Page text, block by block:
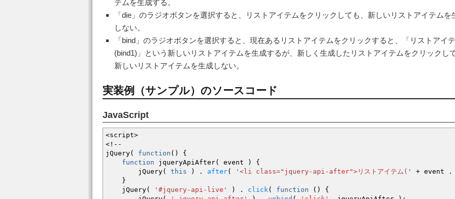
テムを生成する。
「die」のラジオボタンを選択すると、リストアイテムをクリックしても、新しいリストアイテムを
しない。
「bind」のラジオボタンを選択すると、現在あるリストアイテムをクリックすると、「リストアイ
(bind1)」という新しいリストアイテムを生成するが、新しく生成したリストアイテムをクリックし
新しいリストアイテムを生成しない。
実装例（サンプル）のソースコード
JavaScript
<script>
<!--
jQuery( function ( )
{
function jqueryApiAfter( event )
{
jQuery( this ) . after( '<li class="jquery-api-after">リストアイテム(' + event
}
jQuery( '#jquery-api-live' ) . click( function ( )
{